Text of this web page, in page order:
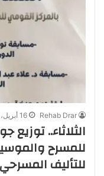
Rehab Drar 16 أبريل، 2026
الثلاثاء..
للمسرح
للتأليف المسرحي